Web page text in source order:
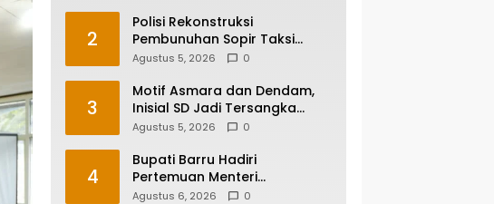
2
Polisi Rekonstruksi
Pembunuhan Sopir Taksi
Online di Maros, Tersangka
Agustus 5, 2026 0
3
Motif Asmara dan Dendam,
Inisial SD Jadi Tersangka
Pembunuhan Sopir Taksi
Agustus 5, 2026 0
4
Bupati Barru Hadiri
Pertemuan Menteri
Lingkungan Hidup Bahas PSEL
Agustus 6, 2026 0